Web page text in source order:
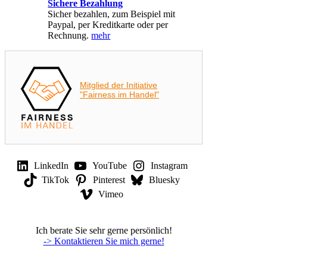
Sichere Bezahlung
Sicher bezahlen, zum Beispiel mit
Paypal, per Kreditkarte oder per
Rechnung.mehr
Mitglied der Initiative
"Fairness im Handel"
LinkedIn YouTube
Instagram
TikTok
Pinterest
Bluesky
Vimeo
Ich berate Sie sehr gerne persönlich!
-> Kontaktieren Sie mich gerne!